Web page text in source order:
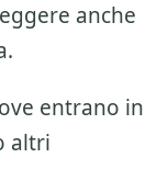
anche
entrano in
altri